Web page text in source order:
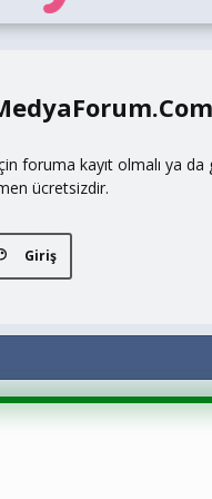
kayıt olmalı ya da
ücretsizdir.
Giriş